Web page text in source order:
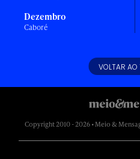
Dezembro
Caboré
VOLTAR AO
Copyright 2010 - 2026 • Meio &